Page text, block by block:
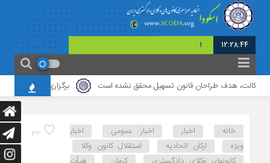
12:28:45 امروز : پنج شنبه - ۱۵ مرداد - ۱۴۰۵
هدف طراحان قانون تسهیل محقق نشده است برگزاری نشست مشترک کانون
33 خانه اخبار اخبار عمومی
اخبار
ویژه
ارکان اتحادیه
استقلال کانون وکلا